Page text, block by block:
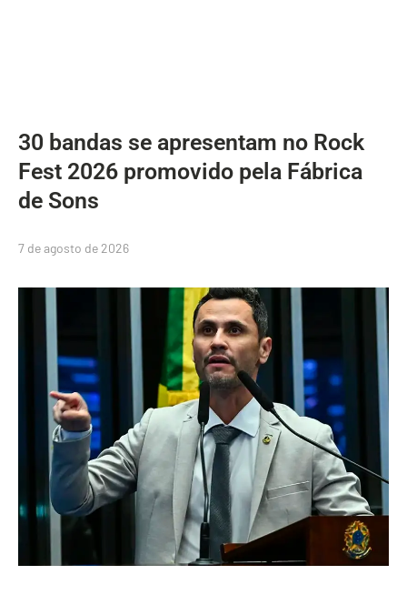
30 bandas se apresentam no Rock
Fest 2026 promovido pela Fábrica
de Sons
7 de agosto de 2026